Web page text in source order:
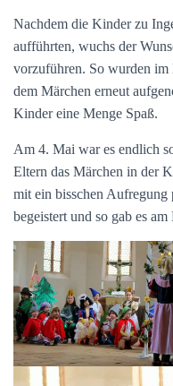
Nachdem die Kinder zu
aufführten, wuchs der
vorzuführen. So wurden
dem Märchen erneut
Kinder eine Menge Spaß.
Am 4. Mai war es endlich
Eltern das Märchen in der
mit ein bisschen
begeistert und so gab es